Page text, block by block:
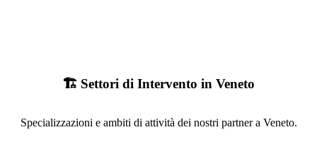
🏗️ Settori di Intervento in Veneto
Specializzazioni e ambiti di attività dei nostri partner a Veneto.